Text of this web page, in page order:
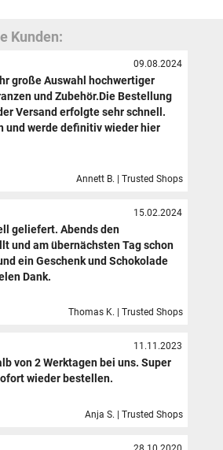
Kunden:
09.08.2024
große Auswahl hochwertiger
und Zubehör.Die Bestellung
Versand erfolgte sehr schnell.
und werde definitiv wieder hier
Annett B. | Trusted Shops
15.02.2024
geliefert. Abends den
und am übernächsten Tag schon
ein Geschenk und Schokolade
Dank.
Thomas K. | Trusted Shops
11.11.2023
von 2 Werktagen bei uns. Super
wieder bestellen.
Anja S. | Trusted Shops